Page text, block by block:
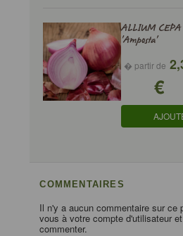
ALLIUM
'Amposta'
� partir de
€
COMMENTAIRES
Il n'y a aucun commentaire sur ce
vous à votre compte d'utilisateur
commenter.